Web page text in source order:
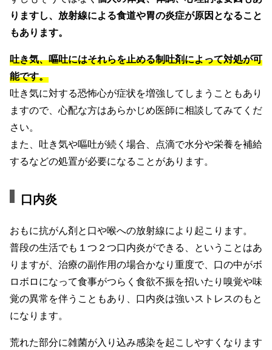
りますし、放射線による食道や胃の炎症が原因となること
もあります。
吐き気、嘔吐にはそれらを止める制吐剤によって対処が可
能です。
吐き気に対する恐怖心が症状を増強してしまうこともあり
ますので、心配な方はあらかじめ医師に相談してみてくだ
さい。
また、吐き気や嘔吐が続く場合、点滴で水分や栄養を補給
するなどの処置が必要になることがあります。
口内炎
おもに抗がん剤と口や喉への放射線により起こります。
普段の生活でも１つ２つ口内炎ができる、ということはあ
りますが、治療の副作用の場合かなり重度で、口の中がボ
ロボロになって食事がつらく食欲不振を招いたり嗅覚や味
覚の異常を伴うこともあり、口内炎は強いストレスのもと
になります。
荒れた部分に雑菌が入り込み感染を起こしやすくなります